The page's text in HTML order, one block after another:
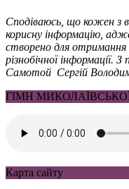
Сподіваюсь, що кожен з
корисну інформацію,
створено для отримання
різнобічної інформації. З
Самотой Сергій
ГІМН
Карта сайту